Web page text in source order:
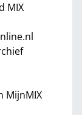
MIX
MijnMIX